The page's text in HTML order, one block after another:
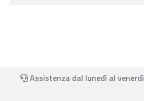
Assistenza dal lunedì al venerdì